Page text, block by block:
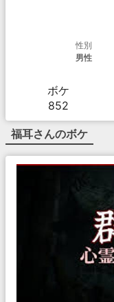
性別
男性
ボケ
852
福耳さんのボケ